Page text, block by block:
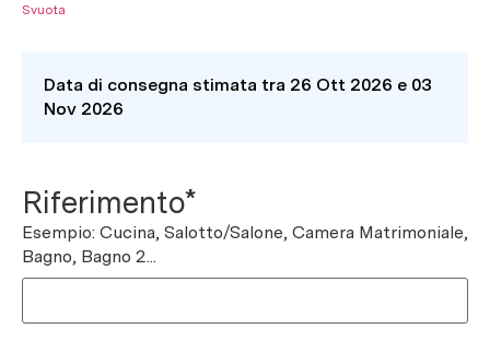
Svuota
Data di consegna stimata tra 26 Ott 2026 e 03
Nov 2026
Riferimento*
Esempio: Cucina, Salotto/Salone, Camera Matrimoniale,
Bagno, Bagno 2...